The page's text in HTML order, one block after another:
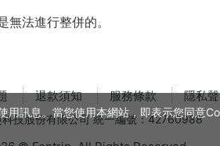
法進行整併的。
退款須知 服務條款 隱私
科技股份有限公司 統一編號：42760988
訊息。當您使用本網站，即表示您同意